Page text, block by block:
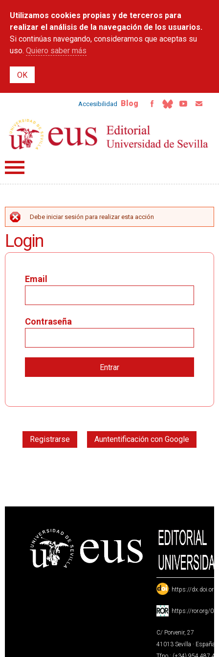
contenido
principal
Utilizamos cookies propias y de terceros para
realizar el análisis de la navegación de los usuarios.
Si continúas navegando, consideramos que aceptas su
uso. Quiero saber más
Accesibilidad Blog
MENSAJE DE ERROR
Debe iniciar sesión para realizar esta acción
Login
Email
Contraseña
Registrarse Auntentificación con Google
: https://
: https://ror.org/
C/ Porvenir, 27
41013 Sevilla · España